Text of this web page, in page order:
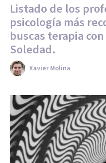
Listado de los
psicología más
buscas terapia
Soledad.
Xavier Molina